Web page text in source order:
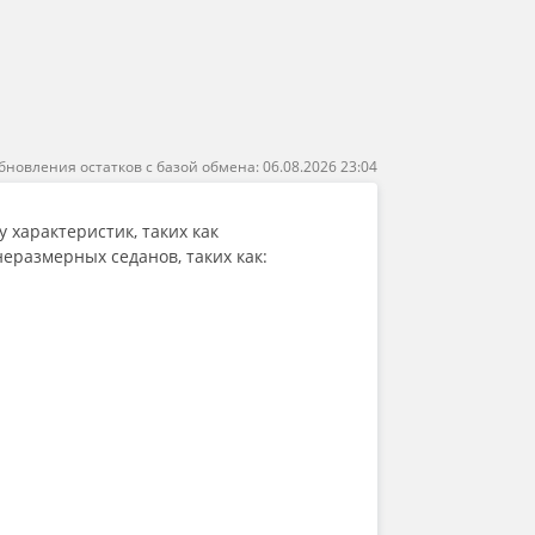
остатков с базой обмена: 06.08.2026 23:04
таких как
седанов, таких как: